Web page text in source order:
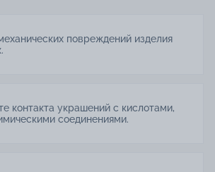
повреждений изделия
контакта украшений с кислотами,
соединениями.